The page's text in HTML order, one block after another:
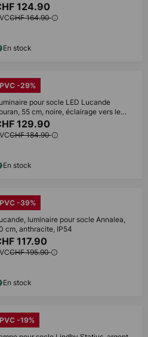
124.90
CHF 164.90
En stock
PVC -29%
pour socle LED Lucande
55 cm, noire, éclairage vers le
129.90
CHF 184.90
En stock
PVC -39%
luminaire pour socle Annalea,
cm, anthracite, IP54
117.90
CHF 195.90
En stock
PVC -19%